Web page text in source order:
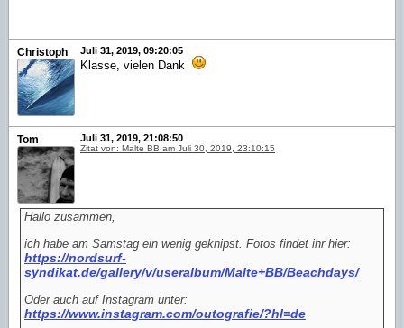
Christoph Juli 31, 2019, 09:20:05
Klasse, vielen Dank
Tom Juli 31, 2019, 21:08:50
Zitat von: Malte BB am Juli 30, 2019, 23:10:15
Hallo zusammen,
ich habe am Samstag ein wenig geknipst. Fotos findet ihr hier:
https://nordsurf-
syndikat.de/gallery/v/useralbum/Malte+BB/Beachdays/
Oder auch auf Instagram unter:
https://www.instagram.com/outografie/?hl=de